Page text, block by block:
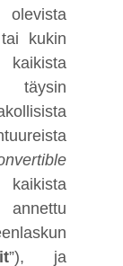
kukin
täysin
kaikista
”), ja